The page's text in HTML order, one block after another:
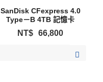
SanDisk CFexpress 4.0
Type－B 4TB 記憶卡
NT$ 66,800